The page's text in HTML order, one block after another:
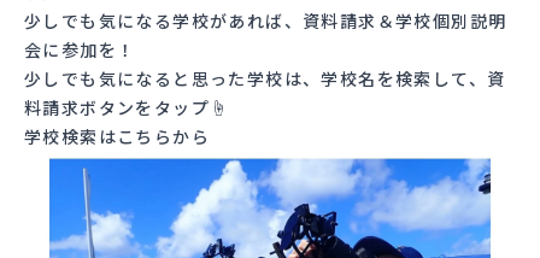
少しでも気になる学校があれば、資料請求＆学校個別説明
会に参加を！
少しでも気になると思った学校は、学校名を検索して、資
料請求ボタンをタップ☝️
学校検索はこちらから